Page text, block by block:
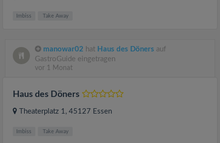
Imbiss Take Away
manowar02 hat Haus des Döners auf
GastroGuide eingetragen
vor 1 Monat
Haus des Döners
Theaterplatz 1, 45127 Essen
Imbiss Take Away